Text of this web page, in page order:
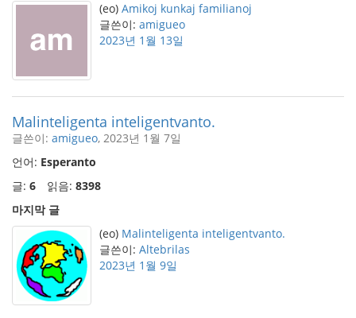
(eo) Amikoj kunkaj familianoj
글쓴이: amigueo
2023년 1월 13일
Malinteligenta inteligentvanto.
글쓴이: amigueo, 2023년 1월 7일
언어: Esperanto
글: 6 읽음: 8398
마지막 글
(eo) Malinteligenta inteligentvanto.
글쓴이: Altebrilas
2023년 1월 9일